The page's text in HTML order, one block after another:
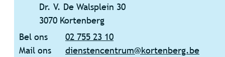
Dr. V. De Walsplein 30
,
3070 Kortenberg
Bel ons
02 755 23 10
Mail ons
dienstencentrum@kortenberg.be